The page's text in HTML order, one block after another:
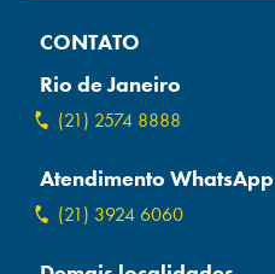
CONTATO
Rio de Janeiro
(21) 2574 8888
Atendimento WhatsApp
(21) 3924 6060